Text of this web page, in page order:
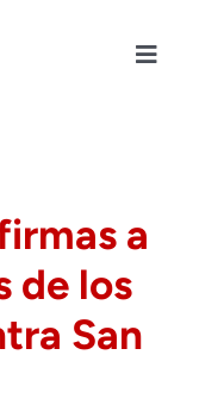
Toggle
a
de los
San